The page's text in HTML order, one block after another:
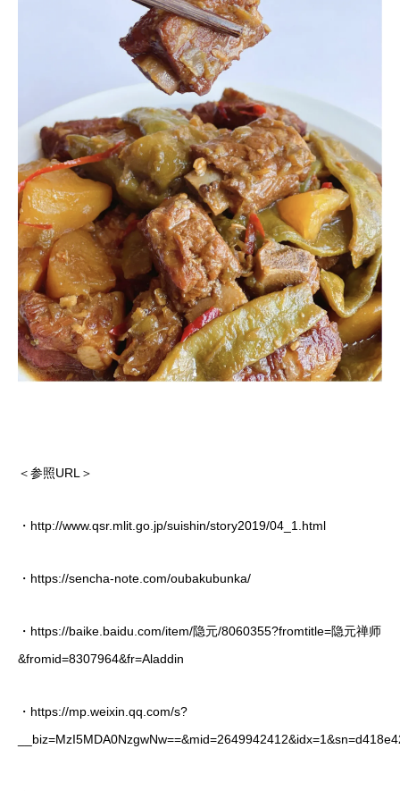
＜参照URL＞
・http://www.qsr.mlit.go.jp/suishin/story2019/04_1.html
・https://sencha-note.com/oubakubunka/
・https://baike.baidu.com/item/隐元/8060355?fromtitle=隐元禅师
&fromid=8307964&fr=Aladdin
・https://mp.weixin.qq.com/s?